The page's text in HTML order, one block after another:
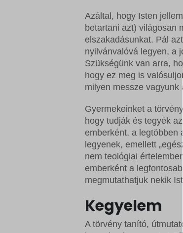
Azáltal, hogy Isten
betartani azt) világosan
elszakadásunkat. Pál
nyilvánvalóvá legyen, a
Szükségünk van arra,
hogy ez meg is
milyen messze vagyunk
Gyermekeinket a
hogy tudják és tegyék
emberként, a legtöbben
legyenek, emellett
nem teológiai
emberként a
megmutathatjuk nekik
Kegyelem
A törvény tanító,